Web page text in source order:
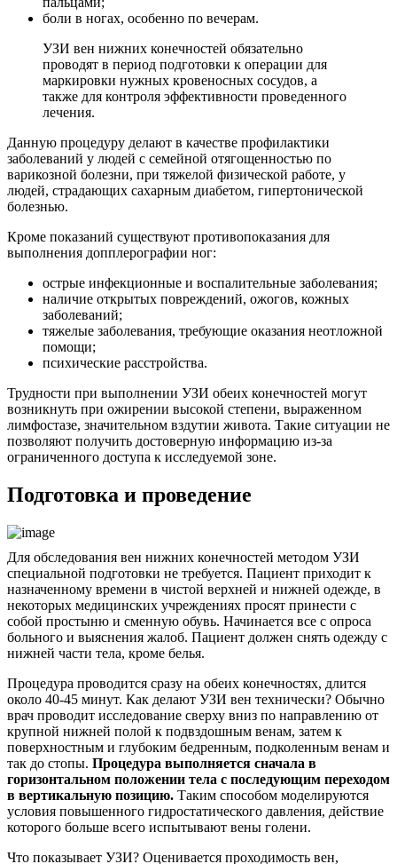
боли в ногах, особенно по вечерам.
УЗИ вен нижних конечностей обязательно
проводят в период подготовки к операции для
маркировки нужных кровеносных сосудов, а
также для контроля эффективности проведенного
лечения.
Данную процедуру делают в качестве профилактики
заболеваний у людей с семейной отягощенностью по
варикозной болезни, при тяжелой физической работе, у
людей, страдающих сахарным диабетом, гипертонической
болезнью.
Кроме показаний существуют противопоказания для
выполнения допплерографии ног:
острые инфекционные и воспалительные заболевания;
наличие открытых повреждений, ожогов, кожных
заболеваний;
тяжелые заболевания, требующие оказания неотложной
помощи;
психические расстройства.
Трудности при выполнении УЗИ обеих конечностей могут
возникнуть при ожирении высокой степени, выраженном
лимфостазе, значительном вздутии живота. Такие ситуации не
позволяют получить достоверную информацию из-за
ограниченного доступа к исследуемой зоне.
Подготовка и проведение
Для обследования вен нижних конечностей методом УЗИ
специальной подготовки не требуется. Пациент приходит к
назначенному времени в чистой верхней и нижней одежде, в
некоторых медицинских учреждениях просят принести с
собой простыню и сменную обувь. Начинается все с опроса
больного и выяснения жалоб. Пациент должен снять одежду с
нижней части тела, кроме белья.
Процедура проводится сразу на обеих конечностях, длится
около 40-45 минут. Как делают УЗИ вен технически? Обычно
врач проводит исследование сверху вниз по направлению от
крупной нижней полой к подвздошным венам, затем к
поверхностным и глубоким бедренным, подколенным венам и
так до стопы. Процедура выполняется сначала в
горизонтальном положении тела с последующим переходом
в вертикальную позицию. Таким способом моделируются
условия повышенного гидростатического давления, действие
которого больше всего испытывают вены голени.
Что показывает УЗИ? Оценивается проходимость вен,